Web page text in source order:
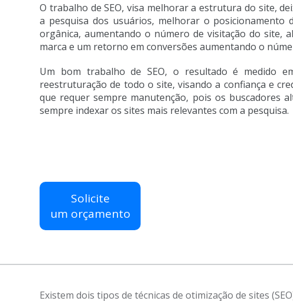
O trabalho de SEO, visa melhorar a estrutura do site,
a pesquisa dos usuários, melhorar o posicionamento
orgânica, aumentando o número de visitação do site,
marca e um retorno em conversões aumentando o
Um bom trabalho de SEO, o resultado é medido
reestruturação de todo o site, visando a confiança e
que requer sempre manutenção, pois os buscadores
sempre indexar os sites mais relevantes com a pesquisa.
Solicite
um orçamento
Existem dois tipos de técnicas de otimização de sites